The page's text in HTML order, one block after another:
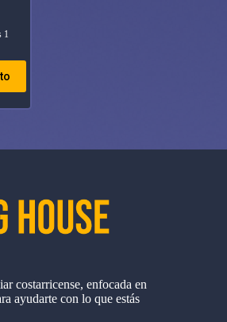
1
costarricense, enfocada en
ayudarte con lo que estás